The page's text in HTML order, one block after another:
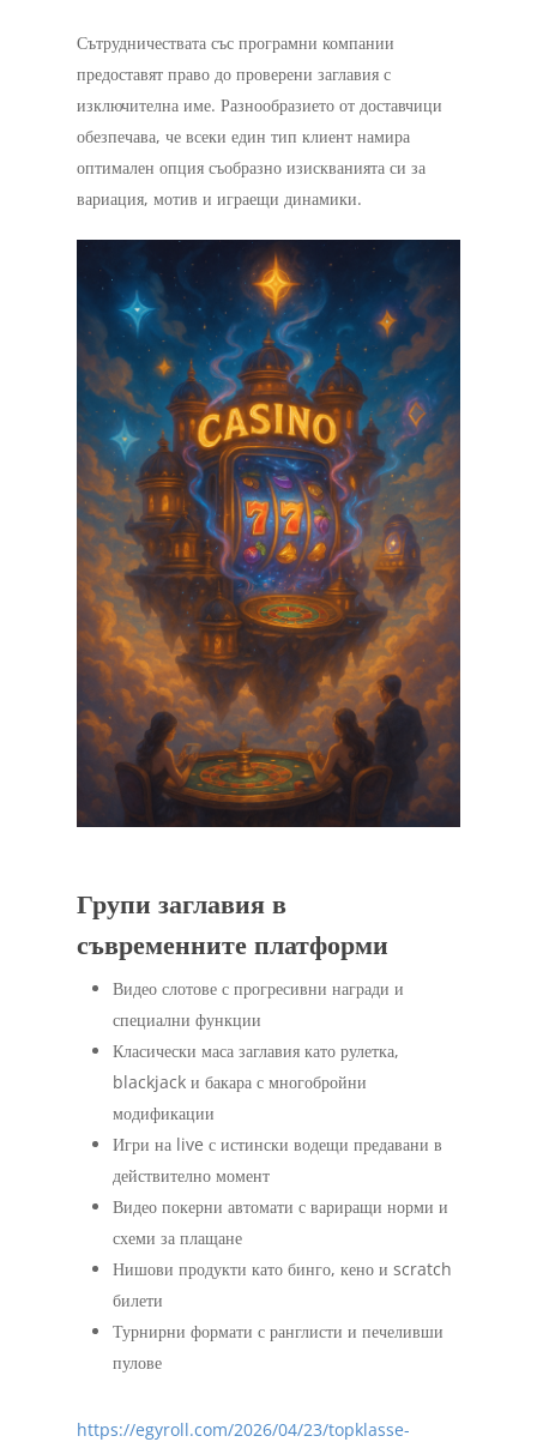
Сътрудничествата със програмни компании
предоставят право до проверени заглавия с
изключителна име. Разнообразието от доставчици
обезпечава, че всеки един тип клиент намира
оптимален опция съобразно изискванията си за
вариация, мотив и играещи динамики.
Групи заглавия в
съвременните платформи
Видео слотове с прогресивни награди и
специални функции
Класически маса заглавия като рулетка,
blackjack и бакара с многобройни
модификации
Игри на live с истински водещи предавани в
действително момент
Видео покерни автомати с вариращи норми и
схеми за плащане
Нишови продукти като бинго, кено и scratch
билети
Турнирни формати с ранглисти и печеливши
пулове
https://egyroll.com/2026/04/23/topklasse-